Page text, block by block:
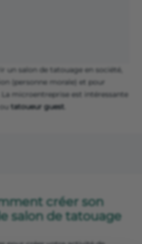
un salon de tatouage en société,
(personne morale) et pour
microentreprise est intéressante
tatoueur guest
créer son
salon de tatouage